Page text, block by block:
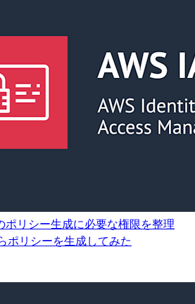
ポリシー生成に必要な権限を整理
ポリシーを生成してみた